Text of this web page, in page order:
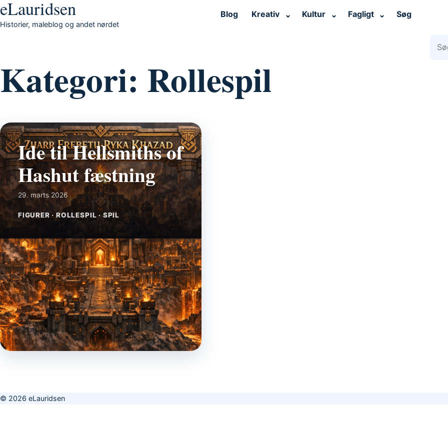
Gå til indhold
eLauridsen
Historier, maleblog og andet nørdet
Blog Kreativ ⌄ Kultur ⌄ Fagligt ⌄ Søg
Kategori: Rollespil
Ide til Hellsmiths of
Hashut fæstning
29. marts 2026
FIGURER · ROLLESPIL · SPIL
© 2026 eLauridsen